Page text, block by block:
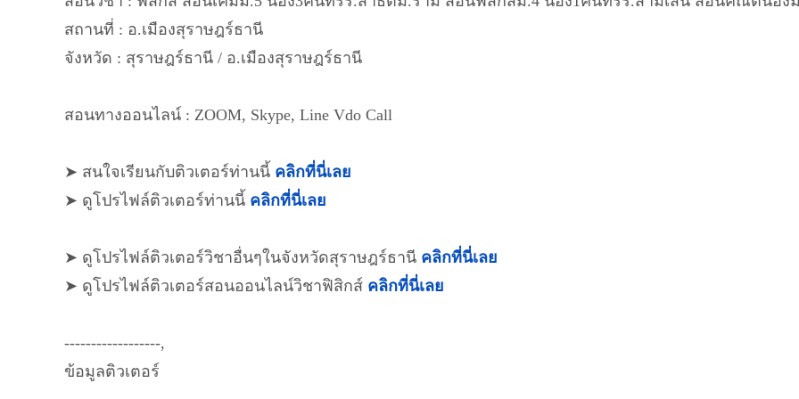
สถานที่ : อ.เมืองสุราษฎร์ธานี
จังหวัด : สุราษฎร์ธานี / อ.เมืองสุราษฎร์ธานี
สอนทางออนไลน์ : ZOOM, Skype, Line Vdo Call
➤ สนใจเรียนกับติวเตอร์ท่านนี้ คลิกที่นี่เลย
➤ ดูโปรไฟล์ติวเตอร์ท่านนี้ คลิกที่นี่เลย
➤ ดูโปรไฟล์ติวเตอร์วิชาอื่นๆในจังหวัดสุราษฎร์ธานี คลิกที่นี่เลย
➤ ดูโปรไฟล์ติวเตอร์สอนออนไลน์วิชาฟิสิกส์ คลิกที่นี่เลย
------------------,
ข้อมูลติวเตอร์